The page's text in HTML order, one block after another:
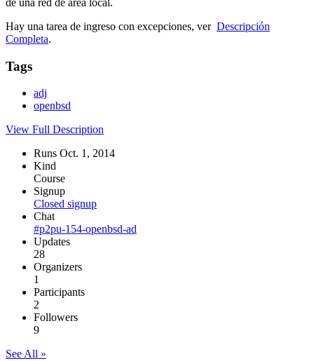
Hay una tarea de ingreso con excepciones, ver Descripción
Completa.
Tags
adj
openbsd
View Full Description
Runs Oct. 1, 2014
Kind
Course
Signup
Closed signup
Chat
#p2pu-154-openbsd-ad
Updates
28
Organizers
1
Participants
2
Followers
9
See All »